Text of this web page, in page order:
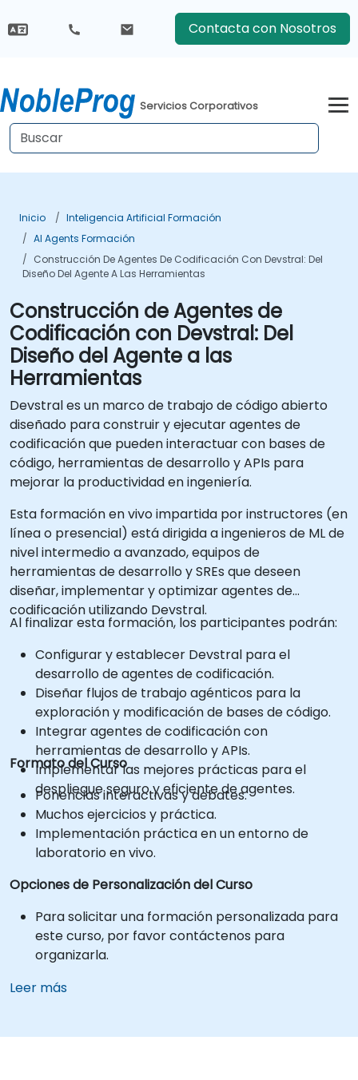
Contacta con Nosotros
Servicios Corporativos
Inicio
Inteligencia Artificial Formación
AI Agents Formación
Construcción De Agentes De Codificación Con Devstral: Del
Diseño Del Agente A Las Herramientas
Construcción de Agentes de
Codificación con Devstral: Del
Diseño del Agente a las
Herramientas
Devstral es un marco de trabajo de código abierto
diseñado para construir y ejecutar agentes de
codificación que pueden interactuar con bases de
código, herramientas de desarrollo y APIs para
mejorar la productividad en ingeniería.
Esta formación en vivo impartida por instructores (en
línea o presencial) está dirigida a ingenieros de ML de
nivel intermedio a avanzado, equipos de
herramientas de desarrollo y SREs que deseen
diseñar, implementar y optimizar agentes de
codificación utilizando Devstral.
Al finalizar esta formación, los participantes podrán:
Configurar y establecer Devstral para el
desarrollo de agentes de codificación.
Diseñar flujos de trabajo agénticos para la
exploración y modificación de bases de código.
Integrar agentes de codificación con
herramientas de desarrollo y APIs.
Implementar las mejores prácticas para el
despliegue seguro y eficiente de agentes.
Formato del Curso
Ponencias interactivas y debates.
Muchos ejercicios y práctica.
Implementación práctica en un entorno de
laboratorio en vivo.
Opciones de Personalización del Curso
Para solicitar una formación personalizada para
este curso, por favor contáctenos para
organizarla.
Leer más